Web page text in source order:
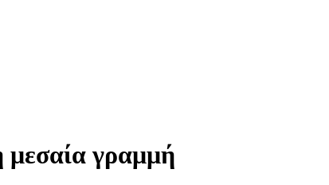
μεσαία γραμμή